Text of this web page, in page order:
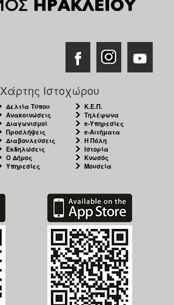
Χάρτης Ιστοχώρου
Δελτία Τύπου
Ανακοινώσεις
Διαγωνισμοί
Προσλήψεις
Διαβουλεύσεις
Εκδηλώσεις
Ο Δήμος
Υπηρεσίες
Κ.Ε.Π.
Τηλέφωνα
e-Υπηρεσίες
e-Αιτήματα
Η Πόλη
Ιστορία
Κνωσός
Μουσεία